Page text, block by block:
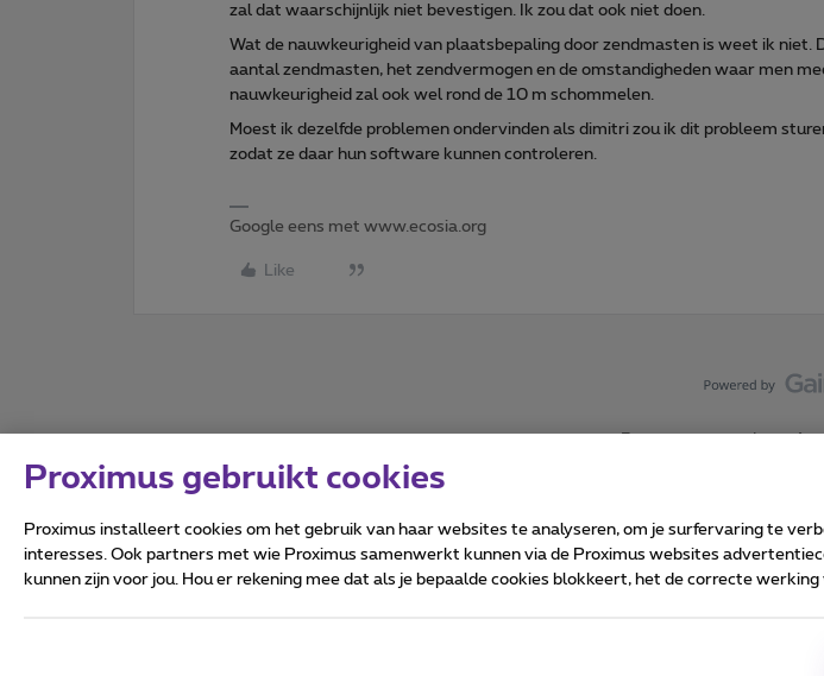
zal dat waarschijnlijk niet bevestigen. Ik zou dat ook niet doen.
Wat de nauwkeurigheid van plaatsbepaling door zendmasten is weet ik niet.
aantal zendmasten, het zendvermogen en de omstandigheden waar men
nauwkeurigheid zal ook wel rond de 10 m schommelen.
Moest ik dezelfde problemen ondervinden als dimitri zou ik dit probleem
zodat ze daar hun software kunnen controleren.
Google eens met www.ecosia.org
Like
Forumvoorwaarden
Alle rechten voorbehouden. ©2026Proximus
Proximus gebruikt cookies
Proximus installeert cookies om het gebruik van haar websites te analyseren, om je surfervaring te
interesses. Ook partners met wie Proximus samenwerkt kunnen via de Proximus websites
kunnen zijn voor jou. Hou er rekening mee dat als je bepaalde cookies blokkeert, het de correcte